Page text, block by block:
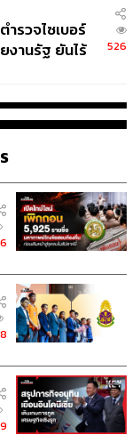
ำรวจไซเบอร์
งานรัฐ ยันไร้
526